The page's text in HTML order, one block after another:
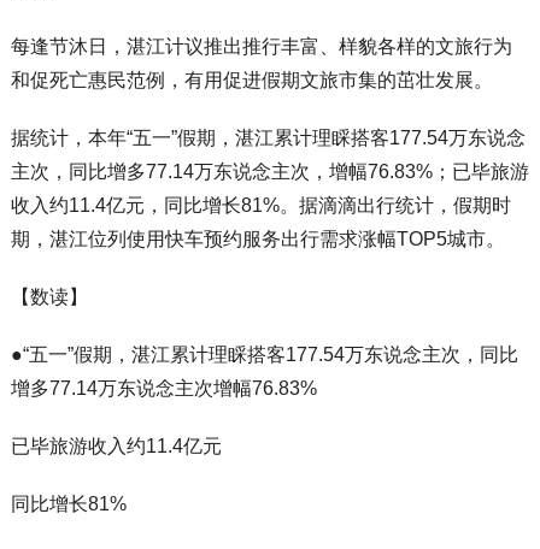
每逢节沐日，湛江计议推出推行丰富、样貌各样的文旅行为
和促死亡惠民范例，有用促进假期文旅市集的茁壮发展。
据统计，本年“五一”假期，湛江累计理睬搭客177.54万东说念
主次，同比增多77.14万东说念主次，增幅76.83%；已毕旅游
收入约11.4亿元，同比增长81%。据滴滴出行统计，假期时
期，湛江位列使用快车预约服务出行需求涨幅TOP5城市。
【数读】
●“五一”假期，湛江累计理睬搭客177.54万东说念主次，同比
增多77.14万东说念主次增幅76.83%
已毕旅游收入约11.4亿元
同比增长81%